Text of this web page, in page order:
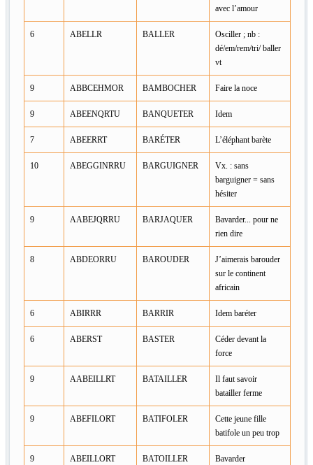
avec l’amour
6 ABELLR BALLER
Osciller ; nb :
dé/em/rem/tri/ baller
vt
9 ABBCEHMOR BAMBOCHER Faire la noce
9 ABEENQRTU BANQUETER Idem
7 ABEERRT BARÉTER L’éléphant barète
10 ABEGGINRRU BARGUIGNER
Vx. : sans
barguigner = sans
hésiter
9 AABEJQRRU BARJAQUER
Bavarder... pour ne
rien dire
8 ABDEORRU BAROUDER
J’aimerais barouder
sur le continent
africain
6 ABIRRR BARRIR Idem baréter
6 ABERST BASTER
Céder devant la
force
9 AABEILLRT BATAILLER
Il faut savoir
batailler ferme
9 ABEFILORT BATIFOLER
Cette jeune fille
batifole un peu trop
9 ABEILLORT BATOILLER Bavarder